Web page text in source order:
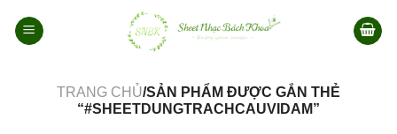
qua
TRANG CHỦ/SẢN PHẨM ĐƯỢC GẮN THẺ
“#SHEETDUNGTRACHCAUVIDAM”